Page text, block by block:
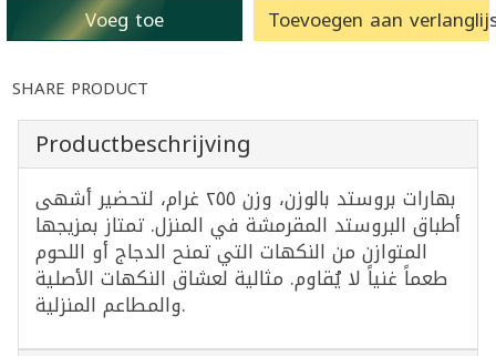
Voeg toe Toevoegen aan
SHARE PRODUCT
Productbeschrijving
بهارات بروستد بالوزن، وزن ٢٥٥ غرام، لتحضير أشهى
أطباق البروستد المقرمشة في المنزل. تمتاز بمزيجها
المتوازن من النكهات التي تمنح الدجاج أو اللحوم
طعماً غنياً لا يُقاوم. مثالية لعشاق النكهات الأصلية
والمطاعم المنزلية.